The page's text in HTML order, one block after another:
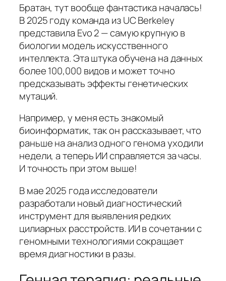
Братан, тут вообще фантастика началась!
В 2025 году команда из UC Berkeley
представила Evo 2 — самую крупную в
биологии модель искусственного
интеллекта. Эта штука обучена на данных
более 100,000 видов и может точно
предсказывать эффекты генетических
мутаций.
Например, у меня есть знакомый
биоинформатик, так он рассказывает, что
раньше на анализ одного генома уходили
недели, а теперь ИИ справляется за часы.
И точность при этом выше!
В мае 2025 года исследователи
разработали новый диагностический
инструмент для выявления редких
цилиарных расстройств. ИИ в сочетании с
геномными технологиями сокращает
время диагностики в разы.